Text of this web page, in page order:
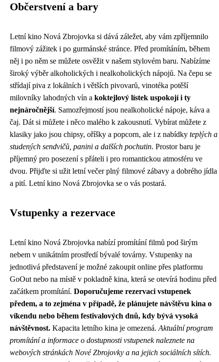
Občerstvení a bary
Letní kino Nová Zbrojovka si dává záležet, aby vám zpříjemnilo
filmový zážitek i po gurmánské stránce. Před promítáním, během
něj i po něm se můžete osvěžit v našem stylovém baru. Nabízíme
široký výběr alkoholických i nealkoholických nápojů. Na čepu se
střídají piva z lokálních i větších pivovarů, vinotéka potěší
milovníky lahodných vín a koktejlový lístek uspokojí i ty
nejnáročnější. Samozřejmostí jsou nealkoholické nápoje, káva a
čaj. Dát si můžete i něco malého k zakousnutí. Vybírat můžete z
klasiky jako jsou chipsy, oříšky a popcorn, ale i z nabídky teplých a
studených sendvičů, panini a dalších pochutin. Prostor baru je
příjemný pro posezení s přáteli i pro romantickou atmosféru ve
dvou. Přijďte si užit letní večer plný filmové zábavy a dobrého jídla
a pití. Letní kino Nová Zbrojovka se o vás postará.
Vstupenky a rezervace
Letní kino Nová Zbrojovka nabízí promítání filmů pod širým
nebem v unikátním prostředí bývalé továrny. Vstupenky na
jednotlivá představení je možné zakoupit online přes platformu
GoOut nebo na místě v pokladně kina, která se otevírá hodinu před
začátkem promítání. Doporučujeme rezervaci vstupenek
předem, a to zejména v případě, že plánujete návštěvu kina o
víkendu nebo během festivalových dnů, kdy bývá vysoká
návštěvnost. Kapacita letního kina je omezená. Aktuální program
promítání a informace o dostupnosti vstupenek naleznete na
webových stránkách Nové Zbrojovky a na jejich sociálních sítích.